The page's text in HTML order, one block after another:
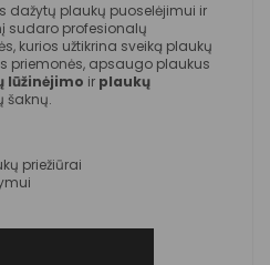
dažytų plaukų puoselėjimui ir
sudaro profesionalų
kurios užtikrina sveiką plaukų
priemonės, apsaugo plaukus
lūžinėjimo ir plaukų
šaknų.
priežiūrai